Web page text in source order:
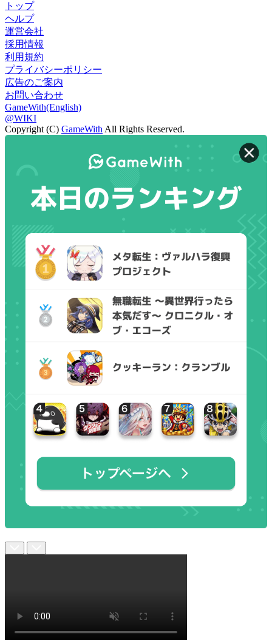
トップ
ヘルプ
運営会社
採用情報
利用規約
プライバシーポリシー
広告のご案内
お問い合わせ
GameWith(English)
@WIKI
Copyright (C) GameWith All Rights Reserved.